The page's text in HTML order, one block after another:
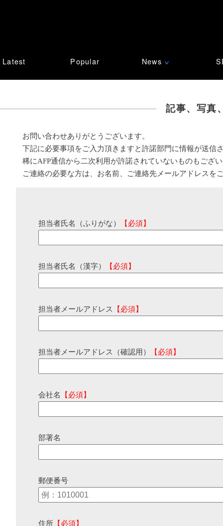
Latest Popular News ∨
記事、写真
お問い合わせありがとうございます。
下記に必要事項をご入力頂きますと許諾部門に情報が送信
稀にAFP通信から二次利用が許諾されていないものもござ
ご連絡の必要な方は、お名前、ご連絡先メールアドレスを
担当者氏名（ふりがな） 【必須】
担当者氏名（漢字） 【必須】
担当者メールアドレス 【必須】
担当者メールアドレス（確認用） 【必須】
会社名 【必須】
部署名
郵便番号
住所 【必須】